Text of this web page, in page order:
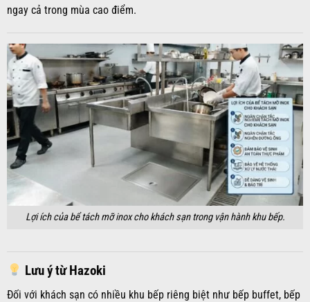
ngay cả trong mùa cao điểm.
Lợi ích của bể tách mỡ inox cho khách sạn trong vận hành khu bếp.
Lưu ý từ Hazoki
Đối với khách sạn có nhiều khu bếp riêng biệt như bếp buffet, bếp